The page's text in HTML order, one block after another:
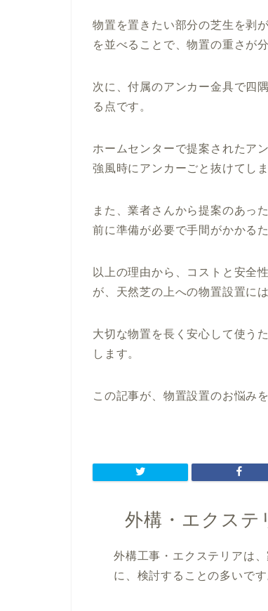
物置を置きたい部分の芝生を剥
を並べることで、物置の重さが
次に、付属のアンカー金具で四
る点です。
ホームセンターで提案されたア
強風時にアンカーごと抜けてし
また、業者さんから提案のあっ
前に準備が必要で手間がかかる
以上の理由から、コストと安全
が、天然芝の上への物置設置に
大切な物置を長く安心して使う
します。
この記事が、物置設置のお悩み
外構・エクステ
外構工事・エクステリアは
に、検討することの多いです